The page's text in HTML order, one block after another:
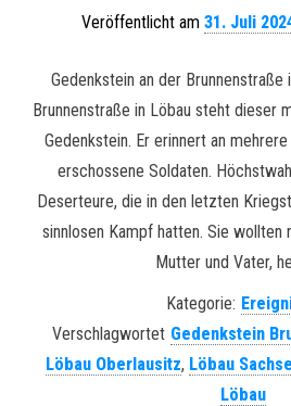
Veröffentlicht am 31. Juli
Gedenkstein an der
Brunnenstraße in Löbau steht dieser
Gedenkstein. Er erinnert an
erschossene Soldaten.
Deserteure, die in den letzten
sinnlosen Kampf hatten. Sie wollten
Mutter und Vater,
Kategorie:
Verschlagwortet Gedenkstein
Löbau Oberlausitz, Löbau
Löbau